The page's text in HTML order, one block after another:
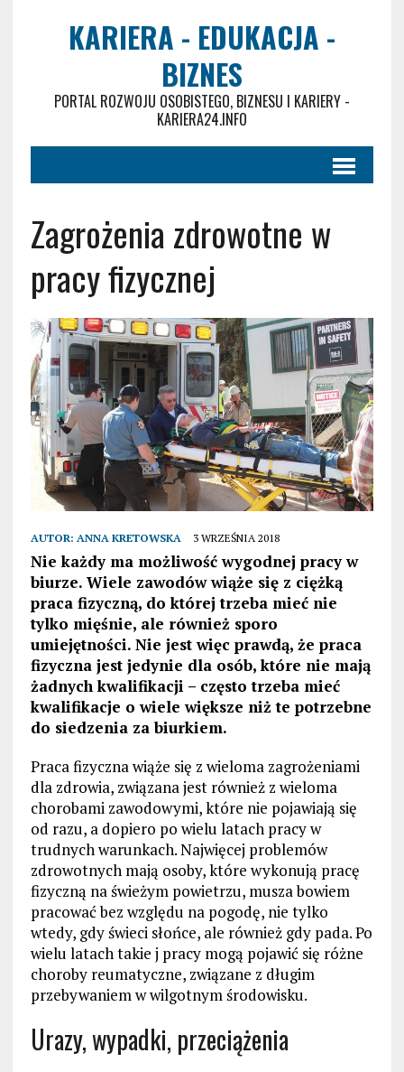
KARIERA - EDUKACJA -
BIZNES
PORTAL ROZWOJU OSOBISTEGO, BIZNESU I KARIERY -
KARIERA24.INFO
Zagrożenia zdrowotne w
pracy fizycznej
AUTOR: ANNA KRETOWSKA 3 WRZEŚNIA 2018
Nie każdy ma możliwość wygodnej pracy w
biurze. Wiele zawodów wiąże się z ciężką
praca fizyczną, do której trzeba mieć nie
tylko mięśnie, ale również sporo
umiejętności. Nie jest więc prawdą, że praca
fizyczna jest jedynie dla osób, które nie mają
żadnych kwalifikacji – często trzeba mieć
kwalifikacje o wiele większe niż te potrzebne
do siedzenia za biurkiem.
Praca fizyczna wiąże się z wieloma zagrożeniami
dla zdrowia, związana jest również z wieloma
chorobami zawodowymi, które nie pojawiają się
od razu, a dopiero po wielu latach pracy w
trudnych warunkach. Najwięcej problemów
zdrowotnych mają osoby, które wykonują pracę
fizyczną na świeżym powietrzu, musza bowiem
pracować bez względu na pogodę, nie tylko
wtedy, gdy świeci słońce, ale również gdy pada. Po
wielu latach takie j pracy mogą pojawić się różne
choroby reumatyczne, związane z długim
przebywaniem w wilgotnym środowisku.
Urazy, wypadki, przeciążenia